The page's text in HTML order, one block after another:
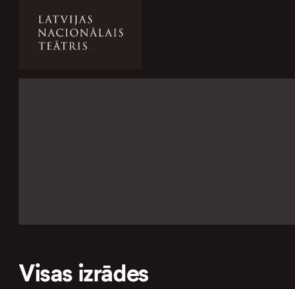
Visas izrādes